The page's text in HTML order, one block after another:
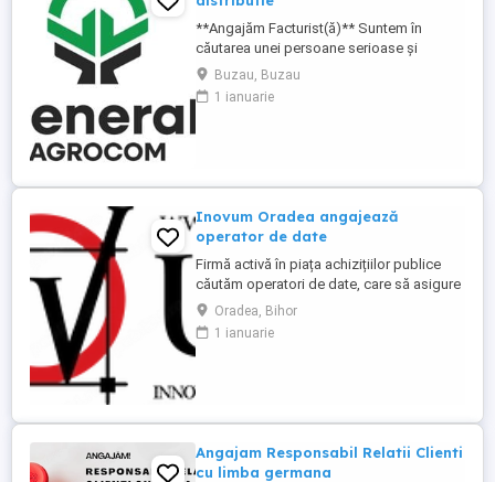
**Angajăm Facturist(ă)** Suntem în
căutarea unei persoane serioase și
organizate pentru postul de
**Facturist(ă)**. **Cerințe:** * Experiență
în emiterea și gestionarea facturilor
Buzau, Buzau
1 ianuarie
Inovum Oradea angajează
operator de date
Firmă activă în piața achizițiilor publice
căutăm operatori de date, care să asigure
gestionarea întregului proces de ofertare
și gestionare documente în platforma
SEAP. Nu căutăm neapărat experiență, ci o
Oradea, Bihor
1 ianuarie
Angajam Responsabil Relatii Clienti
cu limba germana